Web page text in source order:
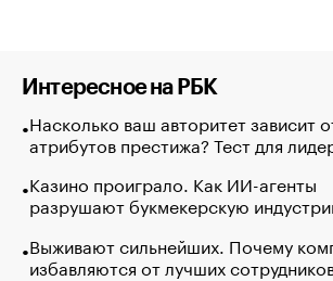
Интересное на РБК
Насколько ваш авторитет зависит
атрибутов престижа? Тест для
Казино проиграло. Как ИИ-агенты
разрушают букмекерскую
Выживают сильнейших. Почему
избавляются от лучших